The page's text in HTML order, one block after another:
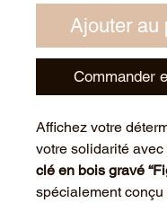
Ajouter au
Commander
Affichez votre
votre solidarité avec
clé en bois gravé
spécialement